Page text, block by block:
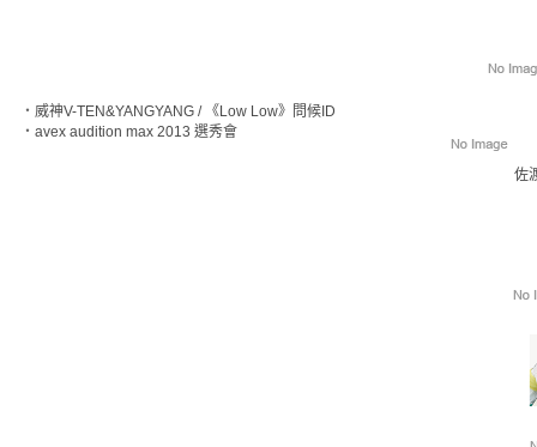
‧ 威神V-TEN&YANGYANG / 《Low Low》問候ID
‧ avex audition max 2013 選秀會
佐